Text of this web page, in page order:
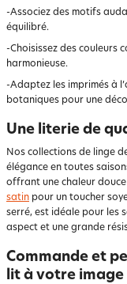
-Associez des motifs
équilibré.
-Choisissez des couleurs
harmonieuse.
-Adaptez les imprimés à
botaniques pour une
Une literie de
Nos collections de linge
élégance en toutes
offrant une chaleur
satin pour un toucher
serré, est idéale pour les
aspect et une grande
Commande et
lit à votre image